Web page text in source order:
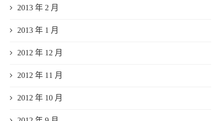
2013 年 2 月
2013 年 1 月
2012 年 12 月
2012 年 11 月
2012 年 10 月